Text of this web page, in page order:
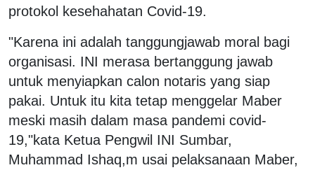
protokol kesehahatan Covid-19.
"Karena ini adalah tanggungjawab moral bagi
organisasi. INI merasa bertanggung jawab
untuk menyiapkan calon notaris yang siap
pakai. Untuk itu kita tetap menggelar Maber
meski masih dalam masa pandemi covid-
19,"kata Ketua Pengwil INI Sumbar,
Muhammad Ishaq,m usai pelaksanaan Maber,